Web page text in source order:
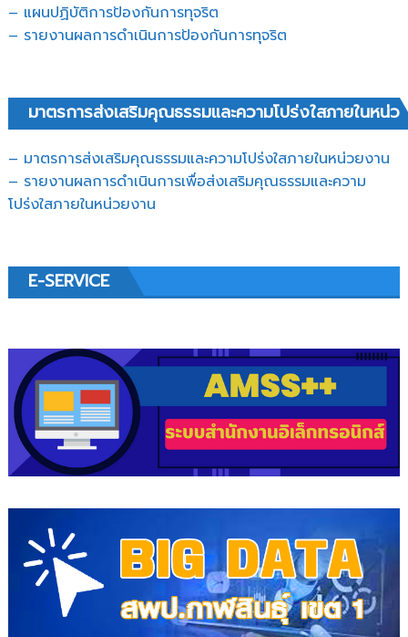
– แผนปฏิบัติการป้องกันการทุจริต
– รายงานผลการดำเนินการป้องกันการทุจริต
มาตรการส่งเสริมคุณธรรมและความโปร่งใสภายในหน่ว
– มาตรการส่งเสริมคุณธรรมและความโปร่งใสภายในหน่วยงาน
– รายงานผลการดำเนินการเพื่อส่งเสริมคุณธรรมและความ
โปร่งใสภายในหน่วยงาน
E-SERVICE